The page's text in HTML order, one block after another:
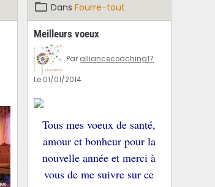
DansFourre-tout
Meilleurs voeux
Par alliancecoaching17
Le 01/01/2014
Tous mes voeux de santé,
amour et bonheur pour la
nouvelle année et merci à
vous de me suivre sur ce